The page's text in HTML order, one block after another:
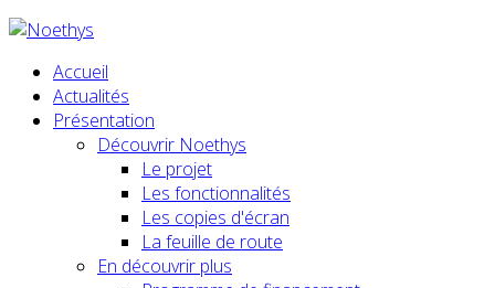
Accueil
Actualités
Présentation
Découvrir Noethys
Le projet
Les fonctionnalités
Les copies d'écran
La feuille de route
En découvrir plus